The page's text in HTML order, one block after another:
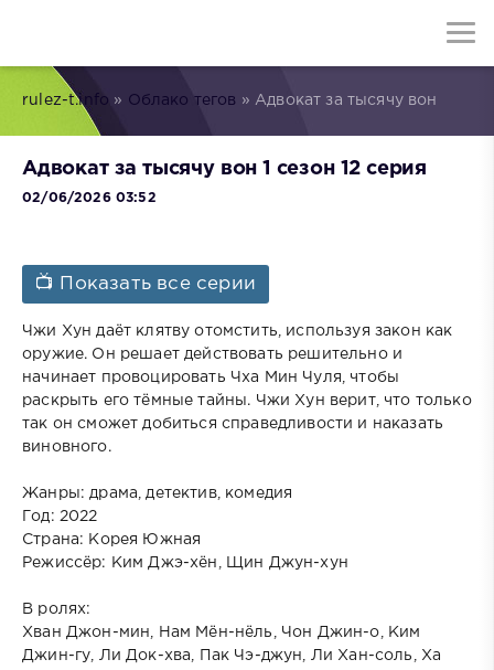
rulez-t.info » Облако тегов » Адвокат за тысячу вон
Адвокат за тысячу вон 1 сезон 12 серия
02/06/2026 03:52
📺 Показать все серии
Чжи Хун даёт клятву отомстить, используя закон как
оружие. Он решает действовать решительно и
начинает провоцировать Чха Мин Чуля, чтобы
раскрыть его тёмные тайны. Чжи Хун верит, что только
так он сможет добиться справедливости и наказать
виновного.
Жанры: драма, детектив, комедия
Год: 2022
Страна: Корея Южная
Режиссёр: Ким Джэ-хён, Щин Джун-хун
В ролях:
Хван Джон-мин, Нам Мён-нёль, Чон Джин-о, Ким
Джин-гу, Ли Док-хва, Пак Чэ-джун, Ли Хан-соль, Ха